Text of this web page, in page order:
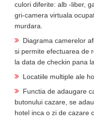
culori diferite: alb -liber,
gri-camera virtuala
murdara.
Diagrama camerelor
si permite efectuarea de
la data de checkin pana
Locatiile multiple ale
Functia de adaugare
butonului cazare, se
hotel inca o zi de cazare